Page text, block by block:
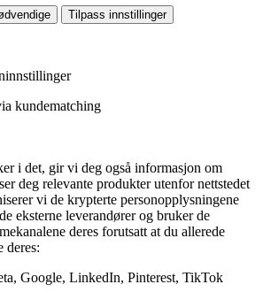
Tilpass innstillinger
kundematching
i det, gir vi deg også informasjon om
deg relevante produkter utenfor nettstedet
vi de krypterte personopplysningene
eksterne leverandører og bruker de
deres forutsatt at du allerede
deres:
Google, LinkedIn, Pinterest, TikTok